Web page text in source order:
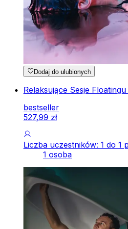
Dodaj do ulubionych
Relaksujące Sesje
bestseller
527,99 zł
Liczba uczestników: 1 do 1
1 osoba